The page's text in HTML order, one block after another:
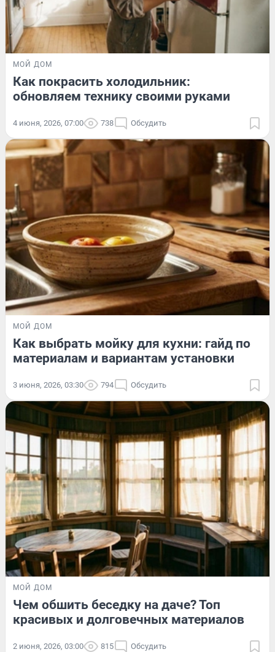
МОЙ ДОМ
Как покрасить холодильник:
обновляем технику своими руками
4 июня, 2026, 07:00 738 Обсудить
МОЙ ДОМ
Как выбрать мойку для кухни: гайд по
материалам и вариантам установки
3 июня, 2026, 03:30 794 Обсудить
МОЙ ДОМ
Чем обшить беседку на даче? Топ
красивых и долговечных материалов
2 июня, 2026, 03:00 815 Обсудить